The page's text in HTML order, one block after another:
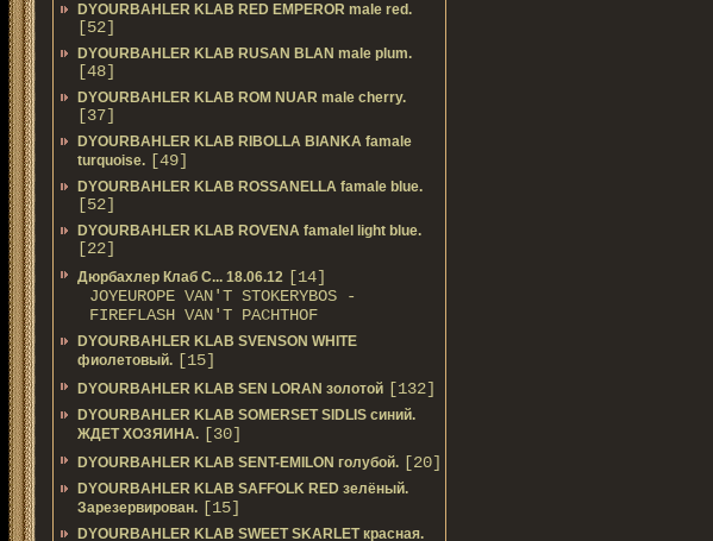
DYOURBAHLER KLAB RED EMPEROR male red.
[52]
DYOURBAHLER KLAB RUSAN BLAN male plum.
[48]
DYOURBAHLER KLAB ROM NUAR male cherry.
[37]
DYOURBAHLER KLAB RIBOLLA BIANKA famale
turquoise. [49]
DYOURBAHLER KLAB ROSSANELLA famale blue.
[52]
DYOURBAHLER KLAB ROVENA famalel light blue.
[22]
Дюрбахлер Клаб C... 18.06.12 [14]
JOYEUROPE VAN'T STOKERYBOS -
FIREFLASH VAN'T PACHTHOF
DYOURBAHLER KLAB SVENSON WHITE
фиолетовый. [15]
DYOURBAHLER KLAB SEN LORAN золотой [132]
DYOURBAHLER KLAB SOMERSET SIDLIS синий.
ЖДЕТ ХОЗЯИНА. [30]
DYOURBAHLER KLAB SENT-EMILON голубой. [20]
DYOURBAHLER KLAB SAFFOLK RED зелёный.
Зарезервирован. [15]
DYOURBAHLER KLAB SWEET SKARLET красная.